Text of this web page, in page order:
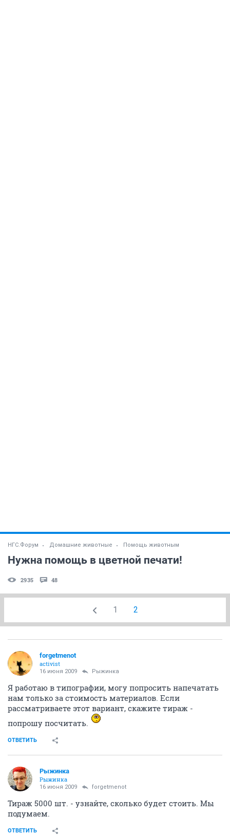
НГС.Форум Домашние животные Помощь животным
Нужна помощь в цветной печати!
2935 48
1 2
forgetmenot
activist
16 июня 2009 Рыжинка
Я работаю в типографии, могу попросить напечатать
нам только за стоимость материалов. Если
рассматриваете этот вариант, скажите тираж -
попрошу посчитать.
ОТВЕТИТЬ
Рыжинка
Рыжинка
16 июня 2009 forgetmenot
Тираж 5000 шт. - узнайте, сколько будет стоить. Мы
подумаем.
ОТВЕТИТЬ